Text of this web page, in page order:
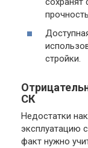
стройки.
СК
Недостатки
эксплуатацию
факт нужно